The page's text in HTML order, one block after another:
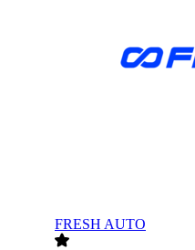
FRESH AUTO